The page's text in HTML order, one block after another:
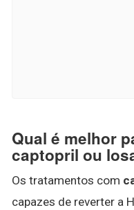
Qual é melhor
captopril ou
Os tratamentos com
capazes de reverter a